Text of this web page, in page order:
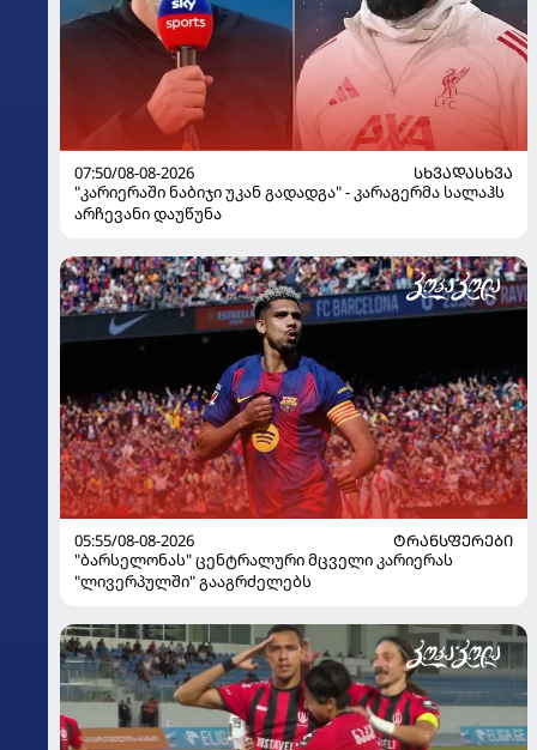
07:50/08-08-2026
ᲡᲮᲕᲐᲓᲐᲡᲮᲕᲐ
"კარიერაში ნაბიჯი უკან გადადგა" - კარაგერმა სალაჰს
არჩევანი დაუწუნა
05:55/08-08-2026
ᲢᲠᲐᲜᲡᲤᲔᲠᲔᲑᲘ
"ბარსელონას" ცენტრალური მცველი კარიერას
"ლივერპულში" გააგრძელებს